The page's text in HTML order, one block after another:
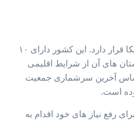
کشور کانادا در شمال قاره آمریکا قرار دارد. این کشور دارای ۱۰
های آن از شرایط اقلیمی
آخرین سرشماری جمعیت
رفع نیاز های خود اقدام به